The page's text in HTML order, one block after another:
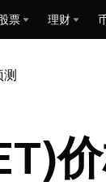
票 理财